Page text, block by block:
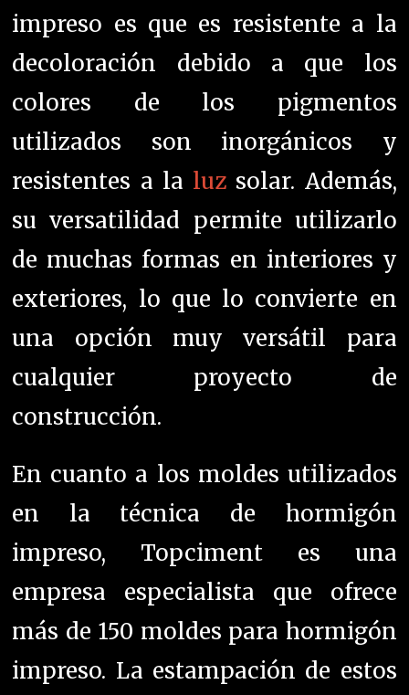
impreso es que es resistente a la
decoloración debido a que los
colores de los pigmentos
utilizados son inorgánicos y
resistentes a la luz solar. Además,
su versatilidad permite utilizarlo
de muchas formas en interiores y
exteriores, lo que lo convierte en
una opción muy versátil para
cualquier proyecto de
construcción.
En cuanto a los moldes utilizados
en la técnica de hormigón
impreso, Topciment es una
empresa especialista que ofrece
más de 150 moldes para hormigón
impreso. La estampación de estos